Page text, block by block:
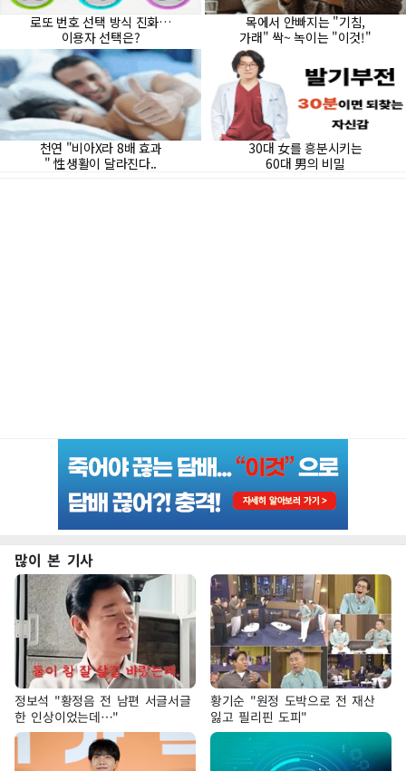
많이 본 기사
정보석 "황정음 전 남편 서글서글
한 인상이었는데…"
황기순 "원정 도박으로 전 재산
잃고 필리핀 도피"